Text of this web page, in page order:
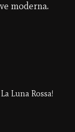
moderna.
Luna Rossa!